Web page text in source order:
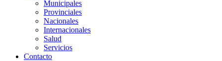
Municipales
Provinciales
Nacionales
Internacionales
Salud
Servicios
Contacto